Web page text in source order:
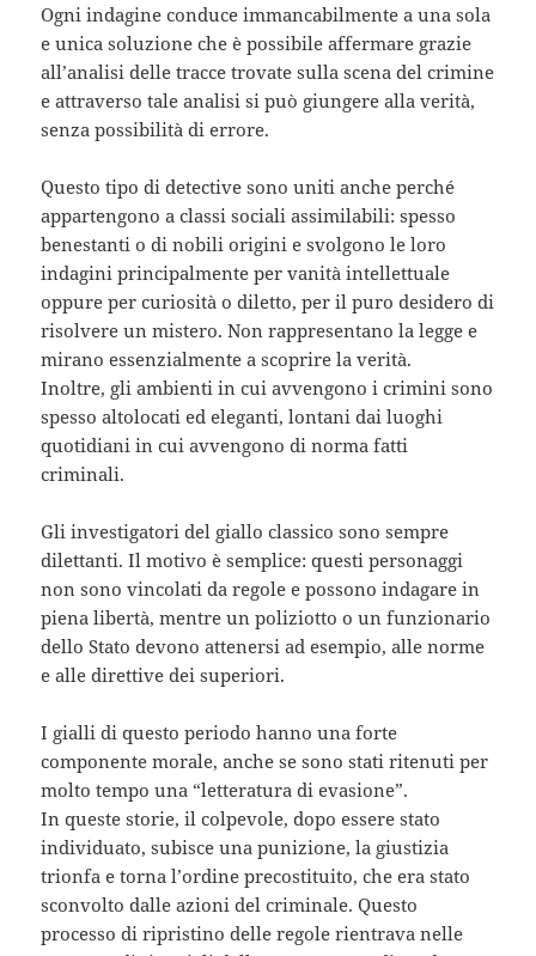
Ogni indagine conduce immancabilmente a una sola
e unica soluzione che è possibile affermare grazie
all’analisi delle tracce trovate sulla scena del crimine
e attraverso tale analisi si può giungere alla verità,
senza possibilità di errore.
Questo tipo di detective sono uniti anche perché
appartengono a classi sociali assimilabili: spesso
benestanti o di nobili origini e svolgono le loro
indagini principalmente per vanità intellettuale
oppure per curiosità o diletto, per il puro desidero di
risolvere un mistero. Non rappresentano la legge e
mirano essenzialmente a scoprire la verità.
Inoltre, gli ambienti in cui avvengono i crimini sono
spesso altolocati ed eleganti, lontani dai luoghi
quotidiani in cui avvengono di norma fatti
criminali.
Gli investigatori del giallo classico sono sempre
dilettanti. Il motivo è semplice: questi personaggi
non sono vincolati da regole e possono indagare in
piena libertà, mentre un poliziotto o un funzionario
dello Stato devono attenersi ad esempio, alle norme
e alle direttive dei superiori.
I gialli di questo periodo hanno una forte
componente morale, anche se sono stati ritenuti per
molto tempo una “letteratura di evasione”.
In queste storie, il colpevole, dopo essere stato
individuato, subisce una punizione, la giustizia
trionfa e torna l’ordine precostituito, che era stato
sconvolto dalle azioni del criminale. Questo
processo di ripristino delle regole rientrava nelle